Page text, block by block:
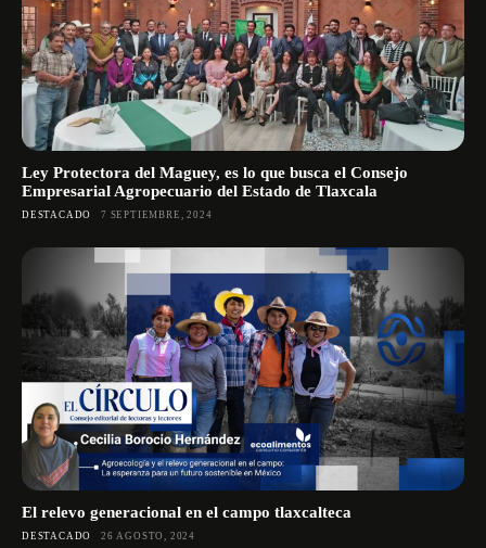
Ley Protectora del Maguey, es lo que busca el Consejo
Empresarial Agropecuario del Estado de Tlaxcala
DESTACADO 7 SEPTIEMBRE, 2024
El relevo generacional en el campo tlaxcalteca
DESTACADO 26 AGOSTO, 2024